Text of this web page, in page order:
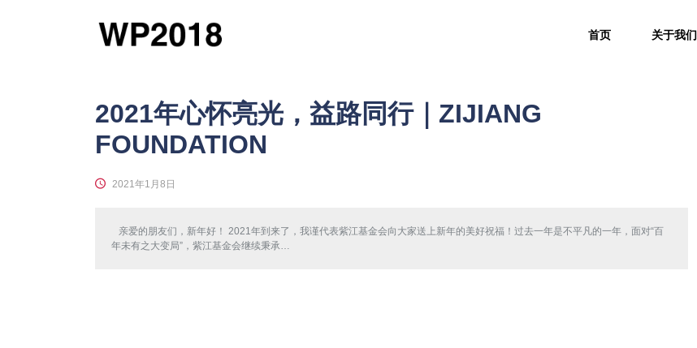
首页 关于我们
2021年心怀亮光，益路同行｜ZIJIANG
FOUNDATION
2021年1月8日
亲爱的朋友们，新年好！ 2021年到来了，我谨代表紫江基金会向大家送上新年的美好祝福！过去一年是不平凡的一年，面对“百
年未有之大变局”，紫江基金会继续秉承…